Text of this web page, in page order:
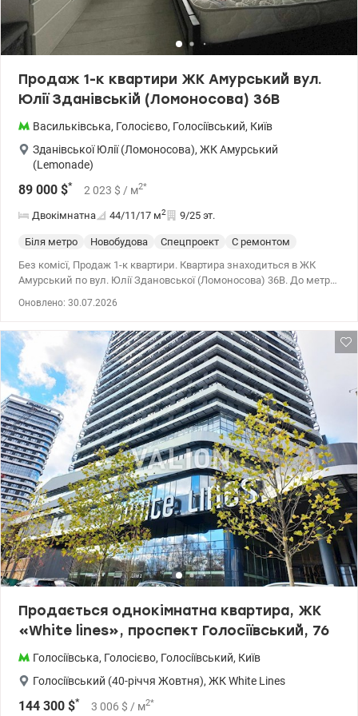
інфраструктури. На території облаштовано зелені зони. В будинку
розміщені супермаркет «Сільпо», кав’ярня, салон краси,
барбершоп, грумінг-салон. Поблизу розташований найбільший в
Україні фітне-клуб з басейнами Sport Life. Поруч знаходяться
Васильківська 15 хвилин пішки. Документи готові. Телефонуйте.
Завжди рада допомогти. Ціна 130000 у.о., 0639593756 Ірина
Продаж 1-к квартири ЖК Амурський вул.
Юлії Зданівській (Ломоносова) 36В
Васильківська, Голосієво, Голосіївський, Київ
Зданівської Юлії (Ломоносова), ЖК Амурський
(Lemonade)
89 000 $* 2 023 $ / м2*
Двокімнатна 44/11/17 м2 9/25 эт.
Біля метро Новобудова Спецпроект
С ремонтом
Без комісї, Продаж 1-к квартири. Квартира знаходиться в ЖК
Амурський по вул. Юлії Здановської (Ломоносова) 36В. До метро
Лічильники на воду, електрику і опалення Анастасія 0932311808
Valion.ua/1139744 Ціна 89000 у.о
Оновлено: 30.07.2026
Продається однокімнатна квартира, ЖК
«White lines», проспект Голосіївський, 76
Голосіївська, Голосієво, Голосіївський, Київ
Голосіївський (40-річчя Жовтня), ЖК White Lines
144 300 $* 3 006 $ / м2*